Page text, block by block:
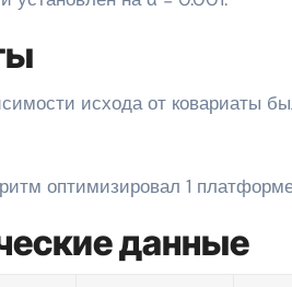
исхода от ковариаты
оптимизировал 1
данные